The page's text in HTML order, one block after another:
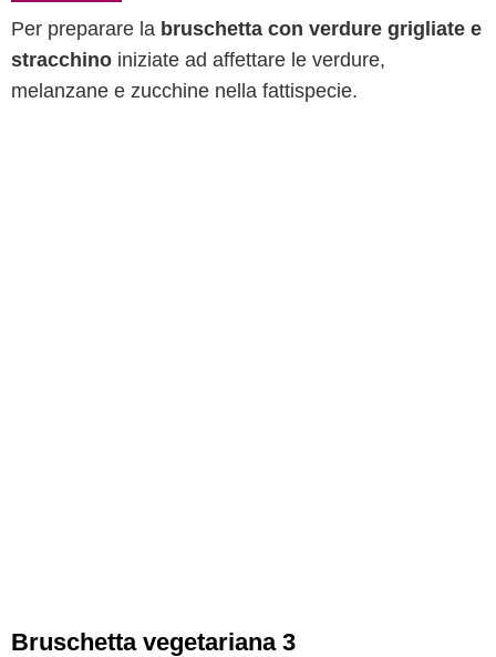
Per preparare la bruschetta con verdure grigliate e
stracchino iniziate ad affettare le verdure,
melanzane e zucchine nella fattispecie.
Bruschetta vegetariana 3